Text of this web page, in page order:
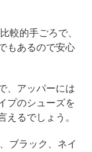
較的手ごろで、
もあるので安心
、アッパーには
プのシューズを
えるでしょう。
ブラック、ネイ